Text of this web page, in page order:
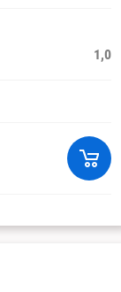
1,0